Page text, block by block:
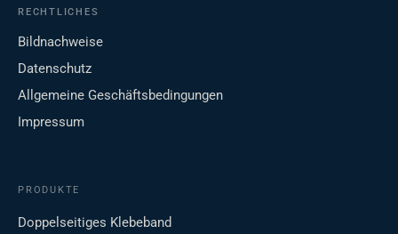
RECHTLICHES
Bildnachweise
Datenschutz
Allgemeine Geschäftsbedingungen
Impressum
PRODUKTE
Doppelseitiges Klebeband